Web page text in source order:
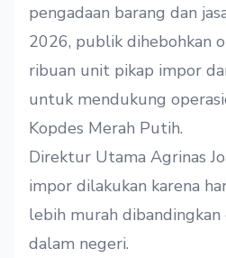
pengadaan barang dan
2026, publik dihebohkan
ribuan unit pikap impor
untuk mendukung
Kopdes Merah Putih.
Direktur Utama Agrinas
impor dilakukan karena
lebih murah
dalam negeri.